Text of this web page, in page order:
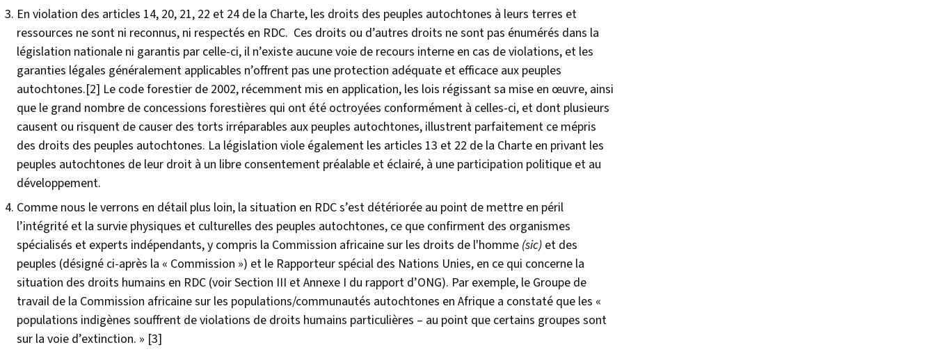
En violation des articles 14, 20, 21, 22 et 24 de la Charte, les droits des peuples autochtones à leurs terres et
ressources ne sont ni reconnus, ni respectés en RDC. Ces droits ou d’autres droits ne sont pas énumérés dans la
législation nationale ni garantis par celle-ci, il n’existe aucune voie de recours interne en cas de violations, et les
garanties légales généralement applicables n’offrent pas une protection adéquate et efficace aux peuples
autochtones.[2] Le code forestier de 2002, récemment mis en application, les lois régissant sa mise en œuvre, ainsi
que le grand nombre de concessions forestières qui ont été octroyées conformément à celles-ci, et dont plusieurs
causent ou risquent de causer des torts irréparables aux peuples autochtones, illustrent parfaitement ce mépris
des droits des peuples autochtones. La législation viole également les articles 13 et 22 de la Charte en privant les
peuples autochtones de leur droit à un libre consentement préalable et éclairé, à une participation politique et au
développement.
Comme nous le verrons en détail plus loin, la situation en RDC s’est détériorée au point de mettre en péril
l’intégrité et la survie physiques et culturelles des peuples autochtones, ce que confirment des organismes
spécialisés et experts indépendants, y compris la Commission africaine sur les droits de l'homme (sic) et des
peuples (désigné ci-après la « Commission ») et le Rapporteur spécial des Nations Unies, en ce qui concerne la
situation des droits humains en RDC (voir Section III et Annexe I du rapport d’ONG). Par exemple, le Groupe de
travail de la Commission africaine sur les populations/communautés autochtones en Afrique a constaté que les «
populations indigènes souffrent de violations de droits humains particulières – au point que certains groupes sont
sur la voie d’extinction. » [3]